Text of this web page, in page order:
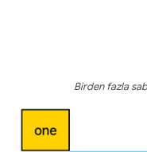
Birden fazla